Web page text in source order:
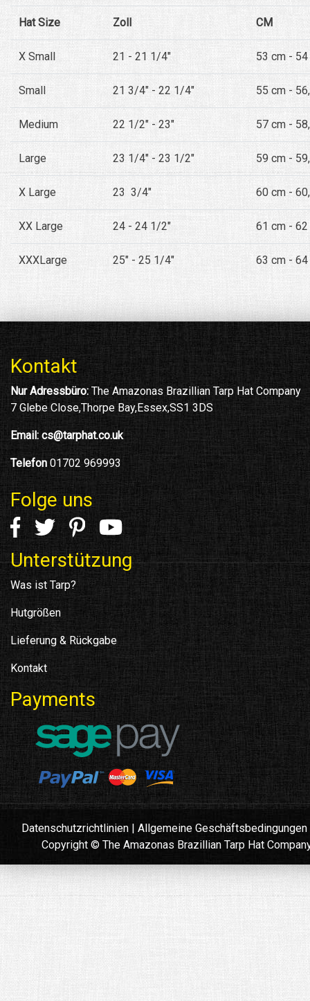
Hat Size Zoll CM
X Small 21 - 21 1/4" 53 cm -
Small 21 3/4" - 22 1/4" 55 cm -
Medium 22 1/2" - 23" 57 cm -
Large 23 1/4" - 23 1/2" 59 cm -
X Large 23 3/4" 60 cm -
XX Large 24 - 24 1/2" 61 cm -
XXXLarge 25" - 25 1/4" 63 cm -
Kontakt
Nur Adressbüro: The Amazonas Brazillian Tarp Hat Company
7 Glebe Close,Thorpe Bay,Essex,SS1 3DS
Email: cs@tarphat.co.uk
Telefon 01702 969993
Folge uns
Unterstützung
Was ist Tarp?
Hutgrößen
Lieferung & Rückgabe
Kontakt
Payments
Datenschutzrichtlinien | Allgemeine Geschäftsbedingungen
Copyright © The Amazonas Brazillian Tarp Hat